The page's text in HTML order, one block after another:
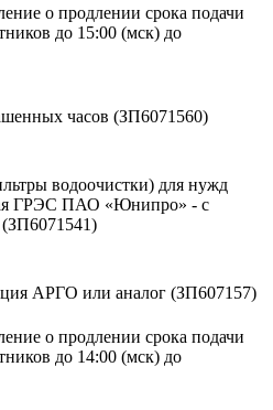
о продлении срока подачи
до 15:00 (мск) до
часов (ЗП6071560)
водоочистки) для нужд
ГРЭС ПАО «Юнипро» - с
(ЗП6071541)
АРГО или аналог (ЗП607157)
о продлении срока подачи
до 14:00 (мск) до